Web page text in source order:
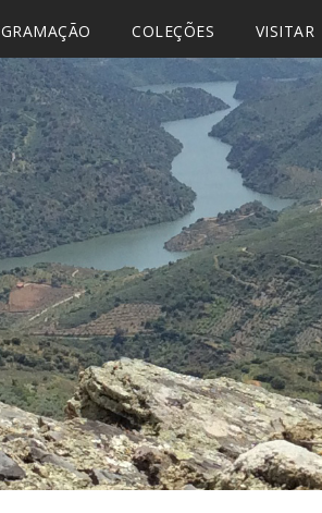
COLEÇÕES VISITAR